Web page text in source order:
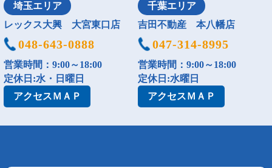
埼玉エリア
レックス大興 大宮東口店
048-643-0888
営業時間：9:00～18:00
定休日:水・日曜日
アクセスＭＡＰ
千葉エリア
吉田不動産 本八幡店
047-314-8995
営業時間：9:00～18:00
定休日:水曜日
アクセスＭＡＰ